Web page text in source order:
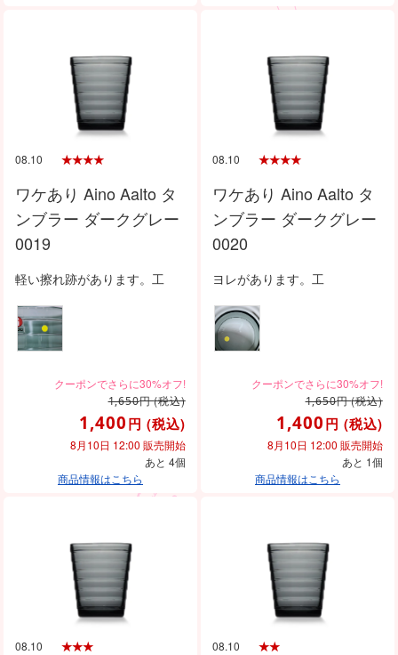
08.10
ワケあり Aino Aalto タ
ンブラー ダークグレー
0019
軽い擦れ跡があります。工
1,650円(税込)
1,400円 (税込)
8月10日 12:00 販売開始
あと 4個
商品情報はこちら
08.10
ワケあり Aino Aalto タ
ンブラー ダークグレー
0020
ヨレがあります。工
1,650円(税込)
1,400円 (税込)
8月10日 12:00 販売開始
あと 1個
商品情報はこちら
08.10 08.10